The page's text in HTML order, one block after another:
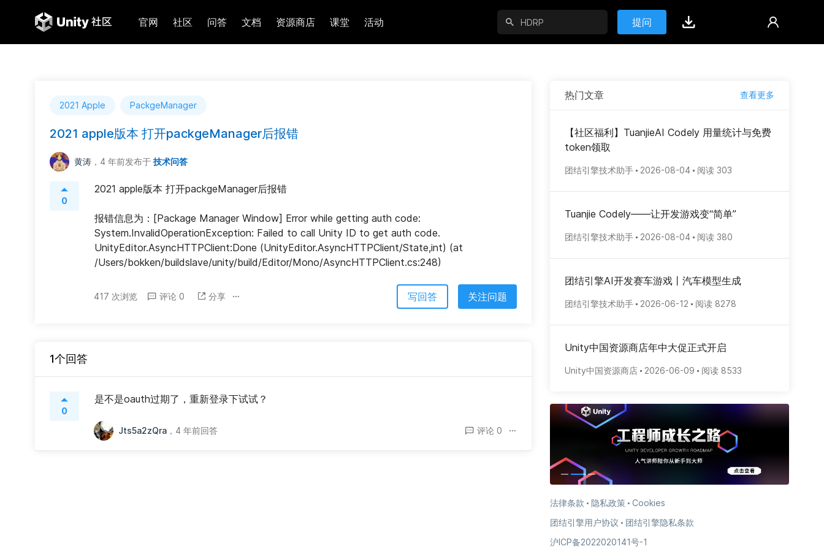
官网 社区 问答 文档 资源商店 课堂 活动 提问
2021 Apple PackgeManager
2021 apple版本 打开packgeManager后报错
黄涛 ，4 年前发布于 技术问答
0
2021 apple版本 打开packgeManager后报错
报错信息为：[Package Manager Window] Error while getting auth code:
System.InvalidOperationException: Failed to call Unity ID to get auth code.
UnityEditor.AsyncHTTPClient:Done (UnityEditor.AsyncHTTPClient/State,int) (at
/Users/bokken/buildslave/unity/build/Editor/Mono/AsyncHTTPClient.cs:248)
417 次浏览 评论 0 分享 写回答 关注问题
1个回答
0
是不是oauth过期了，重新登录下试试？
Jts5a2zQra ， 4 年前回答 评论 0
热门文章 查看更多
【社区福利】TuanjieAI Codely 用量统计与免费
token领取
团结引擎技术助手 2026-08-04 阅读 303
Tuanjie Codely——让开发游戏变“简单”
团结引擎技术助手 2026-08-04 阅读 380
团结引擎AI开发赛车游戏丨汽车模型生成
团结引擎技术助手 2026-06-12 阅读 8278
Unity中国资源商店年中大促正式开启
Unity中国资源商店 2026-06-09 阅读 8533
法律条款 隐私政策
Cookies
团结引擎用户协议
团结引擎隐私条款
沪ICP备2022020141号-1